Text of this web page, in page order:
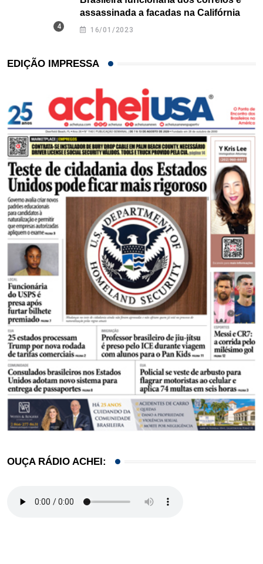
assassinada a facadas na Califórnia
16/01/2023
EDIÇÃO IMPRESSA
OUÇA RÁDIO ACHEI: